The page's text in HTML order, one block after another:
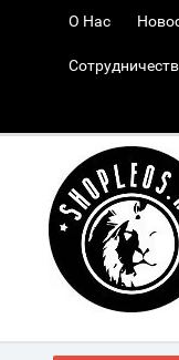
О Нас